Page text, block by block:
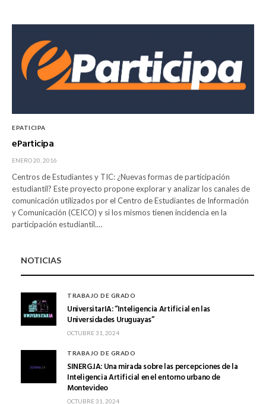
EPATICIPA
eParticipa
ENERO 20, 2016
Centros de Estudiantes y TIC: ¿Nuevas formas de participación
estudiantil? Este proyecto propone explorar y analizar los canales de
comunicación utilizados por el Centro de Estudiantes de Información
y Comunicación (CEICO) y si los mismos tienen incidencia en la
participación estudiantil.…
NOTICIAS
TRABAJO DE GRADO
UniversitarIA: “Inteligencia Artificial en las
Universidades Uruguayas”
OCTUBRE 31, 2024
TRABAJO DE GRADO
SINERG.IA: Una mirada sobre las percepciones de la
Inteligencia Artificial en el entorno urbano de
Montevideo
OCTUBRE 31, 2024